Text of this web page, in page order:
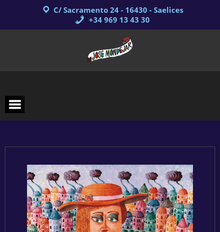
C/ Sacramento 24 - 16430 - Saelices
+34 969 13 43 30